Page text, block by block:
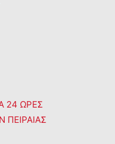
24 ΩΡΕΣ
ΠΕΙΡΑΙΑΣ